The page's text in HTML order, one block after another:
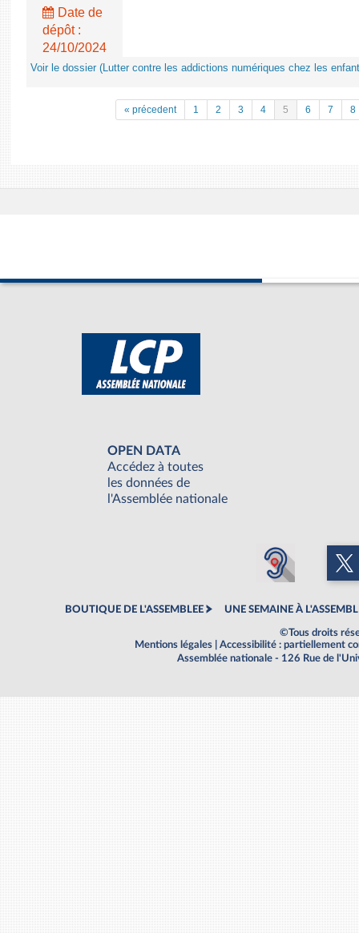
Date de
dépôt :
24/10/2024
Voir le dossier (Lutter contre les addictions numériques chez les
« précedent 1 2 3 4 5 6 7 8
OPEN DATA
Accédez à toutes
les données de
l'Assemblée nationale
BOUTIQUE DE L'ASSEMBLEE UNE SEMAINE À
©Tous droits
Mentions légales
Accessibilité : partiellement
Assemblée nationale - 126 Rue de